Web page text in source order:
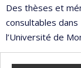
Des thèses et
consultables dans
l’Université de